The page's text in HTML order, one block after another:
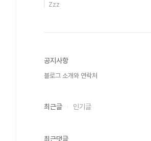
Zzz
공지사항
블로그 소개와 연락처
최근글 인기글
최근댓글